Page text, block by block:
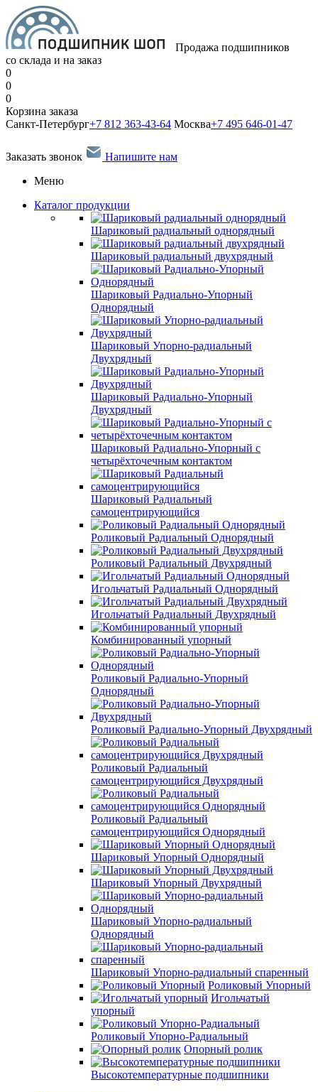
Продажа подшипников
со склада и на заказ
0
0
0
Корзина заказа
Санкт-Петербург+7 812 363-43-64 Москва+7 495 646-01-47
Заказать звонок
Напишите нам
Меню
Каталог продукции
Шариковый радиальный однорядный
Шариковый радиальный двухрядный
Шариковый Радиально-Упорный
Однорядный
Шариковый Упорно-радиальный
Двухрядный
Шариковый Радиально-Упорный
Двухрядный
Шариковый Радиально-Упорный с
четырёхточечным контактом
Шариковый Радиальный
самоцентрирующийся
Роликовый Радиальный Однорядный
Роликовый Радиальный Двухрядный
Игольчатый Радиальный Однорядный
Игольчатый Радиальный Двухрядный
Комбинированный упорный
Роликовый Радиально-Упорный
Однорядный
Роликовый Радиально-Упорный Двухрядный
Роликовый Радиальный
самоцентрирующийся Двухрядный
Роликовый Радиальный
самоцентрирующийся Однорядный
Шариковый Упорный Однорядный
Шариковый Упорный Двухрядный
Шариковый Упорно-радиальный
Однорядный
Шариковый Упорно-радиальный спаренный
Роликовый Упорный
Игольчатый
упорный
Роликовый Упорно-Радиальный
Опорный ролик
Высокотемпературные подшипники